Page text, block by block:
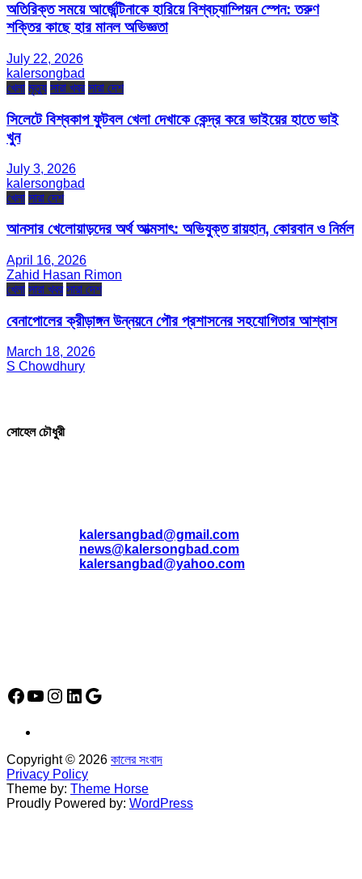
অতিরিক্ত সময়ে আর্জেন্টিনাকে হারিয়ে বিশ্বচ্যাম্পিয়ন স্পেন: তরুণ
শক্তির কাছে হার মানল অভিজ্ঞতা
July 22, 2026
kalersongbad
খেলা মৃত্যু সারা খবর সারা দেশ
সিলেটে বিশ্বকাপ ফুটবল খেলা দেখাকে কেন্দ্র করে ভাইয়ের হাতে ভাই
খুন
July 3, 2026
kalersongbad
খেলা সারা দেশ
আনসার খেলোয়াড়দের অর্থ আত্মসাৎ: অভিযুক্ত রায়হান, কোরবান ও নির্মল
April 16, 2026
Zahid Hasan Rimon
খেলা সারা খবর সারা দেশ
বেনাপোলের ক্রীড়াঙ্গন উন্নয়নে পৌর প্রশাসনের সহযোগিতার আশ্বাস
March 18, 2026
S Chowdhury
সোহেল চৌধুরী
kalersangbad@gmail.com
news@kalersongbad.com
kalersangbad@yahoo.com
Facebook
YouTube
Instagram
LinkedIn
Google
Copyright © 2026 কালের সংবাদ
Privacy Policy
Theme by: Theme Horse
Proudly Powered by: WordPress